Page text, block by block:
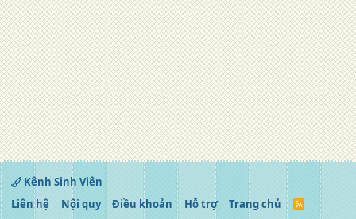
Kênh Sinh Viên
Liên hệ
Nội quy Điều khoản Hỗ trợ Trang chủ
R